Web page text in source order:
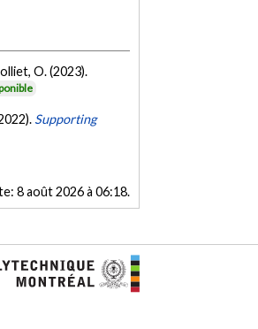
O. (2023).
Supporting
8 août 2026 à 06:18.